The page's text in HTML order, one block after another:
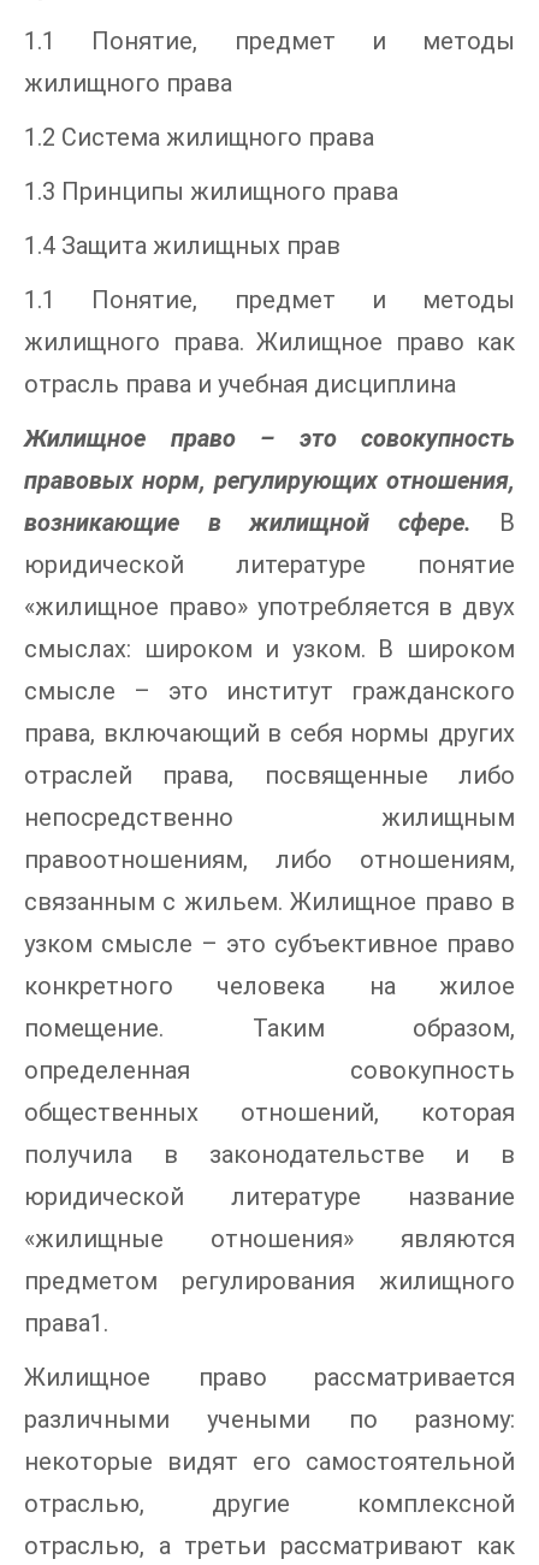
1.1 Понятие, предмет и методы
жилищного права
1.2 Система жилищного права
1.3 Принципы жилищного права
1.4 Защита жилищных прав
1.1 Понятие, предмет и методы
жилищного права. Жилищное право как
отрасль права и учебная дисциплина
Жилищное право – это совокупность
правовых норм, регулирующих отношения,
возникающие в жилищной сфере. В
юридической литературе понятие
«жилищное право» употребляется в двух
смыслах: широком и узком. В широком
смысле – это институт гражданского
права, включающий в себя нормы других
отраслей права, посвященные либо
непосредственно жилищным
правоотношениям, либо отношениям,
связанным с жильем. Жилищное право в
узком смысле – это субъективное право
конкретного человека на жилое
помещение. Таким образом,
определенная совокупность
общественных отношений, которая
получила в законодательстве и в
юридической литературе название
«жилищные отношения» являются
предметом регулирования жилищного
права1.
Жилищное право рассматривается
различными учеными по разному:
некоторые видят его самостоятельной
отраслью, другие комплексной
отраслью, а третьи рассматривают как